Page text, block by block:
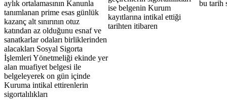
aylık ortalamasının Kanunla
tanımlanan prime esas günlük
kazanç alt sınırının otuz
katından az olduğunu esnaf ve
sanatkarlar odaları birliklerinden
alacakları Sosyal Sigorta
İşlemleri Yönetmeliği ekinde yer
alan muafiyet belgesi ile
belgeleyerek on gün içinde
Kuruma intikal ettirenlerin
sigortalılıkları
ise belgenin Kurum
kayıtlarına intikal ettiği
tarihten itibaren
bu tarih